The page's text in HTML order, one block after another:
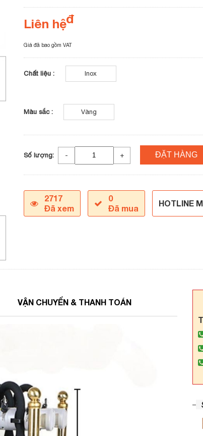
Liên hệ
Giá đã bao gồm VAT
Chất liệu : Inox
Màu sắc : Vàng
Số lượng: - + ĐẶT HÀNG
2717
Đã xem
0
Đã mua
HOTLINE
VẬN CHUYỂN & THANH TOÁN